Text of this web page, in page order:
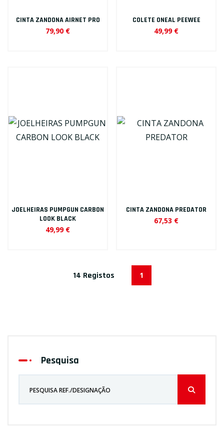
CINTA ZANDONA AIRNET PRO
79,90 €
COLETE ONEAL PEEWEE
49,99 €
JOELHEIRAS PUMPGUN CARBON
LOOK BLACK
49,99 €
CINTA ZANDONA PREDATOR
67,53 €
14 Registos 1
Pesquisa